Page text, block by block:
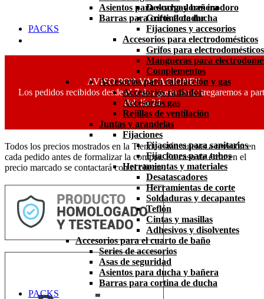
Descargadores inodoro
Grifos flotador
Fijaciones y accesorios
Accesorios para electrodomésticos
Grifos para electrodomésticos
Mangueras para
Complementos
Accesorios para calefacción y gas
Accesorios radiador
Accesorios gas
Rejillas de ventilación
Juntas y arandelas
Fijaciones
Fijaciones para sanitarios
Fijaciones para tubos
Herramientas y materiales
Desatascadores
Herramientas de corte
Soldaduras y decapantes
Teflón
Cintas y masillas
Adhesivos y disolventes
Accesorios para el cuarto de baño
Series de accesorios
Asas de seguridad
Asientos para ducha y bañera
Barras para cortina de ducha
PACKS
Asientos para ducha y bañera
Barras para cortina de ducha
PACKS
AVISO POR VACACIONES
Los pedidos recibidos desde el 7 de agosto los entregaremos a
del día 24.
Todos los precios mostrados en la Tienda están sujetos a revisión en
cada pedido antes de formalizar la compra. En caso de error en el
precio marcado se contactará con el cliente.